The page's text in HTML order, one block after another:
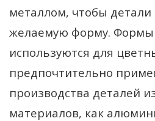
металлом, чтобы детали
желаемую форму. Формы
используются для
предпочтительно
производства деталей
материалов, как